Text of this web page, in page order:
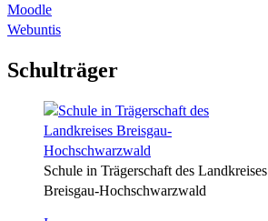
Moodle
Webuntis
Schulträger
Schule in Trägerschaft des Landkreises
Breisgau-Hochschwarzwald